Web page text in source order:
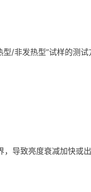
/非发热型”试样的测试
导致亮度衰减加快或出